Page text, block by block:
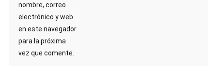
nombre, correo
electrónico y web
en este navegador
para la próxima
vez que comente.